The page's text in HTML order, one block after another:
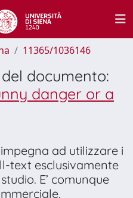
11365/1036146
documento:
danger or a
ad utilizzare i
text esclusivamente
E’ comunque